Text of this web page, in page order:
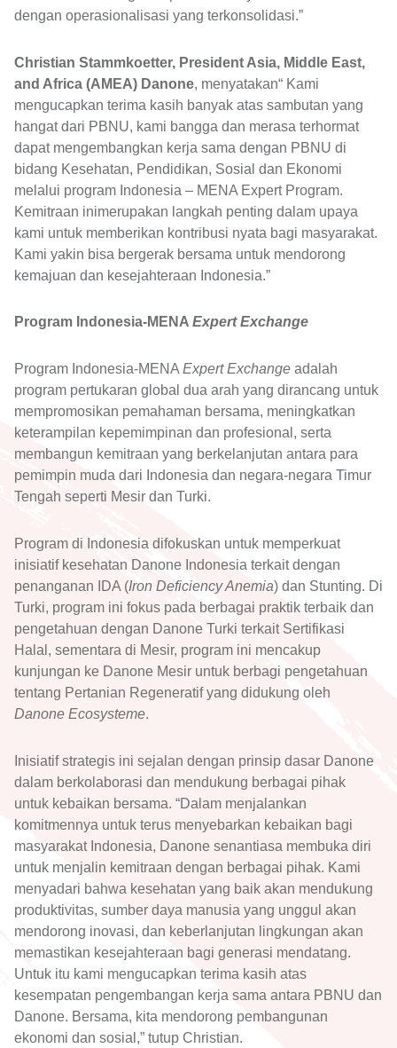
dengan operasionalisasi yang terkonsolidasi.”
Christian Stammkoetter, President Asia, Middle East,
and Africa (AMEA) Danone, menyatakan“ Kami
mengucapkan terima kasih banyak atas sambutan yang
hangat dari PBNU, kami bangga dan merasa terhormat
dapat mengembangkan kerja sama dengan PBNU di
bidang Kesehatan, Pendidikan, Sosial dan Ekonomi
melalui program Indonesia – MENA Expert Program.
Kemitraan inimerupakan langkah penting dalam upaya
kami untuk memberikan kontribusi nyata bagi masyarakat.
Kami yakin bisa bergerak bersama untuk mendorong
kemajuan dan kesejahteraan Indonesia.”
Program Indonesia-MENA Expert Exchange
Program Indonesia-MENA Expert Exchange adalah
program pertukaran global dua arah yang dirancang untuk
mempromosikan pemahaman bersama, meningkatkan
keterampilan kepemimpinan dan profesional, serta
membangun kemitraan yang berkelanjutan antara para
pemimpin muda dari Indonesia dan negara-negara Timur
Tengah seperti Mesir dan Turki.
Program di Indonesia difokuskan untuk memperkuat
inisiatif kesehatan Danone Indonesia terkait dengan
penanganan IDA (Iron Deficiency Anemia) dan Stunting. Di
Turki, program ini fokus pada berbagai praktik terbaik dan
pengetahuan dengan Danone Turki terkait Sertifikasi
Halal, sementara di Mesir, program ini mencakup
kunjungan ke Danone Mesir untuk berbagi pengetahuan
tentang Pertanian Regeneratif yang didukung oleh
Danone Ecosysteme.
Inisiatif strategis ini sejalan dengan prinsip dasar Danone
dalam berkolaborasi dan mendukung berbagai pihak
untuk kebaikan bersama. “Dalam menjalankan
komitmennya untuk terus menyebarkan kebaikan bagi
masyarakat Indonesia, Danone senantiasa membuka diri
untuk menjalin kemitraan dengan berbagai pihak. Kami
menyadari bahwa kesehatan yang baik akan mendukung
produktivitas, sumber daya manusia yang unggul akan
mendorong inovasi, dan keberlanjutan lingkungan akan
memastikan kesejahteraan bagi generasi mendatang.
Untuk itu kami mengucapkan terima kasih atas
kesempatan pengembangan kerja sama antara PBNU dan
Danone. Bersama, kita mendorong pembangunan
ekonomi dan sosial,” tutup Christian.